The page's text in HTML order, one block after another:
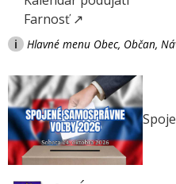
Farnosť ↗
i Hlavné menu Obec, Občan,